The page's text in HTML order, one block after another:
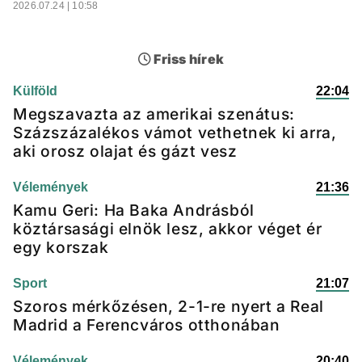
2026.07.24 | 10:58
Friss hírek
Külföld 22:04
Megszavazta az amerikai szenátus:
Százszázalékos vámot vethetnek ki arra,
aki orosz olajat és gázt vesz
Vélemények 21:36
Kamu Geri: Ha Baka Andrásból
köztársasági elnök lesz, akkor véget ér
egy korszak
Sport 21:07
Szoros mérkőzésen, 2-1-re nyert a Real
Madrid a Ferencváros otthonában